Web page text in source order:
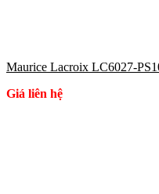
Maurice Lacroix LC6027-
Giá liên hệ